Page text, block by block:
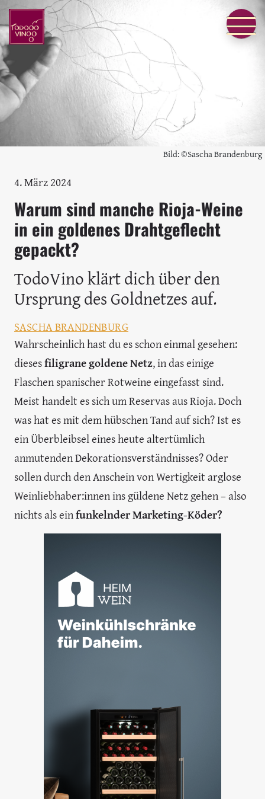
Bild: ©Sascha Brandenburg
4. März 2024
Warum sind manche Rioja-Weine
in ein goldenes Drahtgeflecht
gepackt?
TodoVino klärt dich über den
Ursprung des Goldnetzes auf.
SASCHA BRANDENBURG
Wahrscheinlich hast du es schon einmal gesehen:
diesesfiligrane goldene Netz, in das einige
Flaschen spanischer Rotweine eingefasst sind.
Meist handelt es sich um Reservas aus Rioja. Doch
was hat es mit dem hübschen Tand auf sich? Ist es
ein Überbleibsel eines heute altertümlich
anmutenden Dekorationsverständnisses? Oder
sollen durch den Anschein von Wertigkeit arglose
Weinliebhaber:innen ins güldene Netz gehen – also
nichts als einfunkelnder Marketing-Köder?